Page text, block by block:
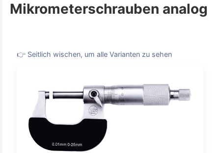
Mikrometerschrauben analog
👉 Seitlich wischen, um alle Varianten zu sehen